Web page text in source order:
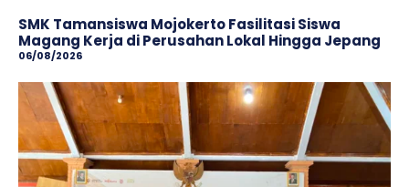
SMK Tamansiswa Mojokerto Fasilitasi Siswa
Magang Kerja di Perusahan Lokal Hingga Jepang
06/08/2026